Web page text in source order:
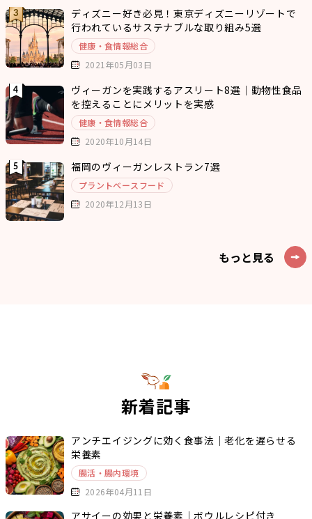
ディズニー好き必見！東京ディズニーリゾートで
行われているサステナブルな取り組み5選
健康・食情報総合
2021年05月03日
ヴィーガンを実践するアスリート8選｜動物性食品
を控えることにメリットを実感
健康・食情報総合
2020年10月14日
福岡のヴィーガンレストラン7選
プラントベースフード
2020年12月13日
もっと見る
新着記事
アンチエイジングに効く食事法｜老化を遅らせる
栄養素
腸活・腸内環境
2026年04月11日
アサイーの効果と栄養素｜ボウルレシピ付き